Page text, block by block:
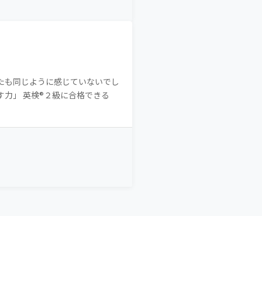
も同じように感じていないでし
」 英検®２級に合格できる